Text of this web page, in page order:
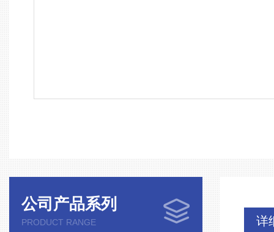
公司产品系列
PRODUCT RANGE 详